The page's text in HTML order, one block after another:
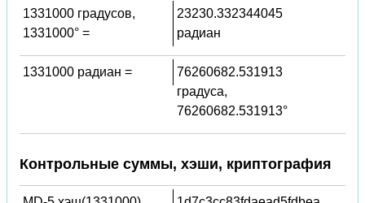
1331000 градусов,
1331000° =
23230.332344045
радиан
1331000 радиан =
76260682.531913
градуса,
76260682.531913°
Контрольные суммы, хэши, криптография